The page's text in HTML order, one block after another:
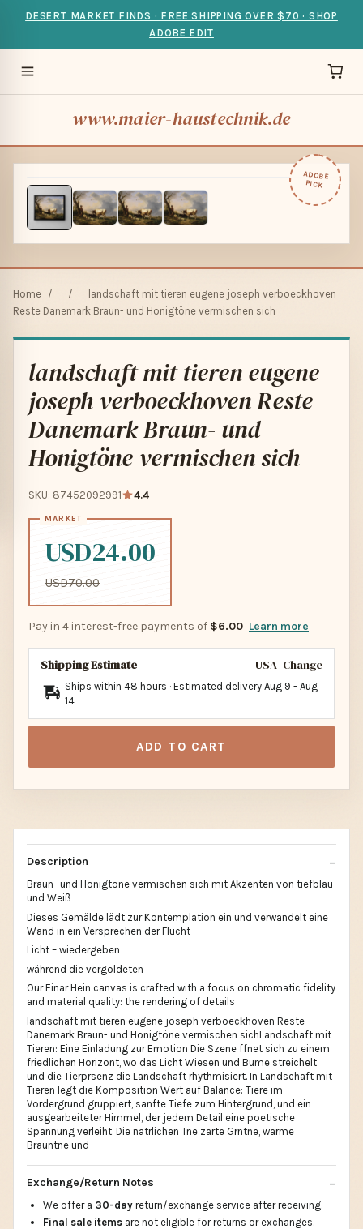
DESERT MARKET FINDS · FREE SHIPPING OVER $70 · SHOP
ADOBE EDIT
www.maier-haustechnik.de
ADOBE
PICK
Home / /
landschaft mit tieren eugene joseph verboeckhoven
Reste Danemark Braun- und Honigtöne vermischen sich
landschaft mit tieren eugene
joseph verboeckhoven Reste
Danemark Braun- und
Honigtöne vermischen sich
SKU: 87452092991 4.4
USD24.00
USD70.00
Pay in 4 interest-free payments of $6.00 Learn more
Shipping Estimate USA Change
Ships within 48 hours · Estimated delivery Aug 9 - Aug
14
ADD TO CART
Description
Braun- und Honigtöne vermischen sich mit Akzenten von tiefblau
und Weiß
Dieses Gemälde lädt zur Kontemplation ein und verwandelt eine
Wand in ein Versprechen der Flucht
Licht – wiedergeben
während die vergoldeten
Our Einar Hein canvas is crafted with a focus on chromatic fidelity
and material quality: the rendering of details
landschaft mit tieren eugene joseph verboeckhoven Reste
Danemark Braun- und Honigtöne vermischen sichLandschaft mit
Tieren: Eine Einladung zur Emotion Die Szene ffnet sich zu einem
friedlichen Horizont, wo das Licht Wiesen und Bume streichelt
und die Tierprsenz die Landschaft rhythmisiert. In Landschaft mit
Tieren legt die Komposition Wert auf Balance: Tiere im
Vordergrund gruppiert, sanfte Tiefe zum Hintergrund, und ein
ausgearbeiteter Himmel, der jedem Detail eine poetische
Spannung verleiht. Die natrlichen Tne zarte Grntne, warme
Brauntne und
Exchange/Return Notes
We offer a 30-day return/exchange service after receiving.
Final sale items are not eligible for returns or exchanges.